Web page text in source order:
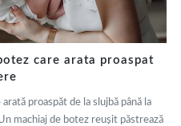
care arata proaspat
proaspăt de la slujbă până la
machiaj de botez reușit păstrează